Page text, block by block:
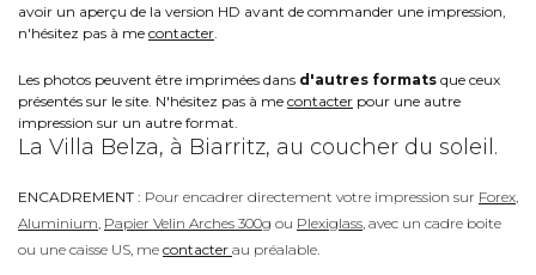
avoir un aperçu de la version HD avant de commander une impression,
n'hésitez pas à me contacter
Les photos peuvent être imprimées dans d'autres formats que ceux
présentés sur le site. N'hésitez pas à me contacter pour une autre
impression sur un autre format.
La Villa Belza, à Biarritz, au coucher du soleil.
ENCADREMENT : Pour encadrer directement votre impression sur Forex
Aluminium Papier Velin Arches 300g ou Plexiglass , avec un cadre boite
ou une caisse US, me contacter au préalable.